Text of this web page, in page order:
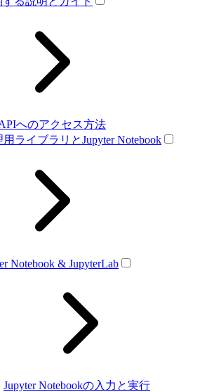
へのアクセス方法
ライブラリとJupyter Notebook
Notebook & JupyterLab
Jupyter Notebookの入力と実行